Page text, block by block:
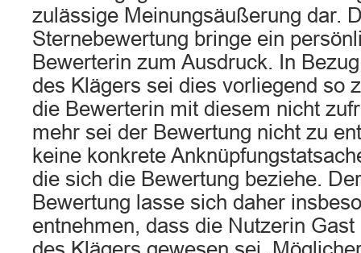
zulässige Meinungsäußerung dar.
Sternebewertung bringe ein
Bewerterin zum Ausdruck. In
des Klägers sei dies vorliegend so
die Bewerterin mit diesem nicht
mehr sei der Bewertung nicht zu
keine konkrete
die sich die Bewertung beziehe.
Bewertung lasse sich daher
entnehmen, dass die Nutzerin